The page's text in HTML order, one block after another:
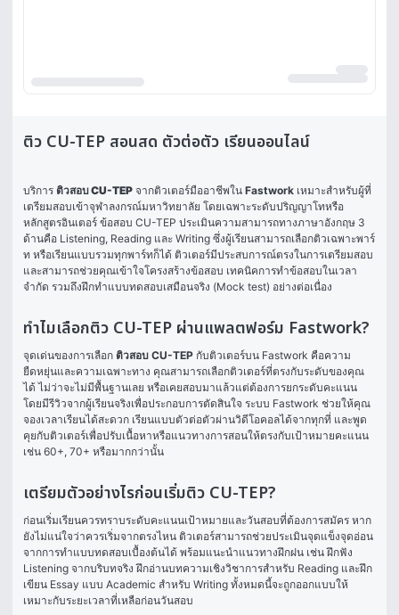
ติว CU-TEP สอนสด ตัวต่อตัว เรียนออนไลน์
บริการ ติวสอบ CU-TEP จากติวเตอร์มืออาชีพใน Fastwork เหมาะสำหรับผู้ที่
เตรียมสอบเข้าจุฬาลงกรณ์มหาวิทยาลัย โดยเฉพาะระดับปริญญาโทหรือ
หลักสูตรอินเตอร์ ข้อสอบ CU-TEP ประเมินความสามารถทางภาษาอังกฤษ 3
ด้านคือ Listening, Reading และ Writing ซึ่งผู้เรียนสามารถเลือกติวเฉพาะพาร์
ท หรือเรียนแบบรวมทุกพาร์ทก็ได้ ติวเตอร์มีประสบการณ์ตรงในการเตรียมสอบ
และสามารถช่วยคุณเข้าใจโครงสร้างข้อสอบ เทคนิคการทำข้อสอบในเวลา
จำกัด รวมถึงฝึกทำแบบทดสอบเสมือนจริง (Mock test) อย่างต่อเนื่อง
ทำไมเลือกติว CU-TEP ผ่านแพลตฟอร์ม Fastwork?
จุดเด่นของการเลือก ติวสอบ CU-TEP กับติวเตอร์บน Fastwork คือความ
ยืดหยุ่นและความเฉพาะทาง คุณสามารถเลือกติวเตอร์ที่ตรงกับระดับของคุณ
ได้ ไม่ว่าจะไม่มีพื้นฐานเลย หรือเคยสอบมาแล้วแต่ต้องการยกระดับคะแนน
โดยมีรีวิวจากผู้เรียนจริงเพื่อประกอบการตัดสินใจ ระบบ Fastwork ช่วยให้คุณ
จองเวลาเรียนได้สะดวก เรียนแบบตัวต่อตัวผ่านวิดีโอคอลได้จากทุกที่ และพูด
คุยกับติวเตอร์เพื่อปรับเนื้อหาหรือแนวทางการสอนให้ตรงกับเป้าหมายคะแนน
เช่น 60+, 70+ หรือมากกว่านั้น
เตรียมตัวอย่างไรก่อนเริ่มติว CU-TEP?
ก่อนเริ่มเรียนควรทราบระดับคะแนนเป้าหมายและวันสอบที่ต้องการสมัคร หาก
ยังไม่แน่ใจว่าควรเริ่มจากตรงไหน ติวเตอร์สามารถช่วยประเมินจุดแข็งจุดอ่อน
จากการทำแบบทดสอบเบื้องต้นได้ พร้อมแนะนำแนวทางฝึกฝน เช่น ฝึกฟัง
Listening จากบริบทจริง ฝึกอ่านบทความเชิงวิชาการสำหรับ Reading และฝึก
เขียน Essay แบบ Academic สำหรับ Writing ทั้งหมดนี้จะถูกออกแบบให้
เหมาะกับระยะเวลาที่เหลือก่อนวันสอบ